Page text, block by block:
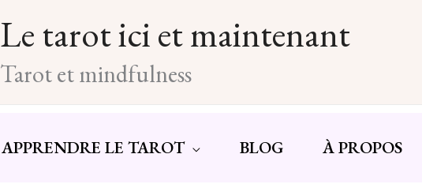
Le tarot ici et maintenant
Tarot et mindfulness
APPRENDRE LE TAROT BLOG À PROPOS